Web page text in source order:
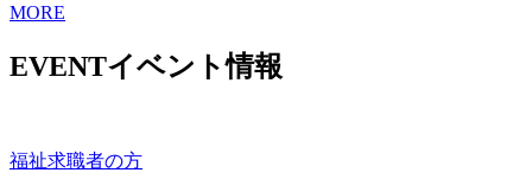
MORE
EVENTイベント情報
福祉求職者の方